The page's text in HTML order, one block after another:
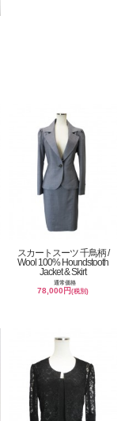
スカートスーツ 千鳥柄 /
Wool 100% Houndstooth
Jacket & Skirt
通常価格
78,000円(税別)